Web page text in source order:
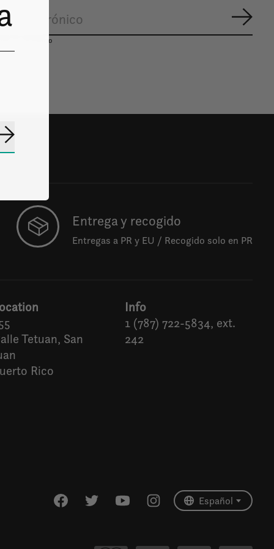
lo necesario
Entrega y recogido
Entregas a PR y EU / Recogido solo en PR
Tetuan, San
Rico
Info
1 (787) 722-5834, ext.
242
Español
Suscribirse